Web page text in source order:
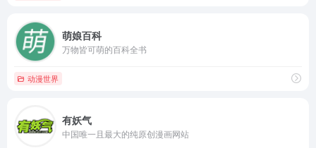
萌娘百科
万物皆可萌的百科全书
动漫世界
有妖气
中国唯一且最大的纯原创漫画网站